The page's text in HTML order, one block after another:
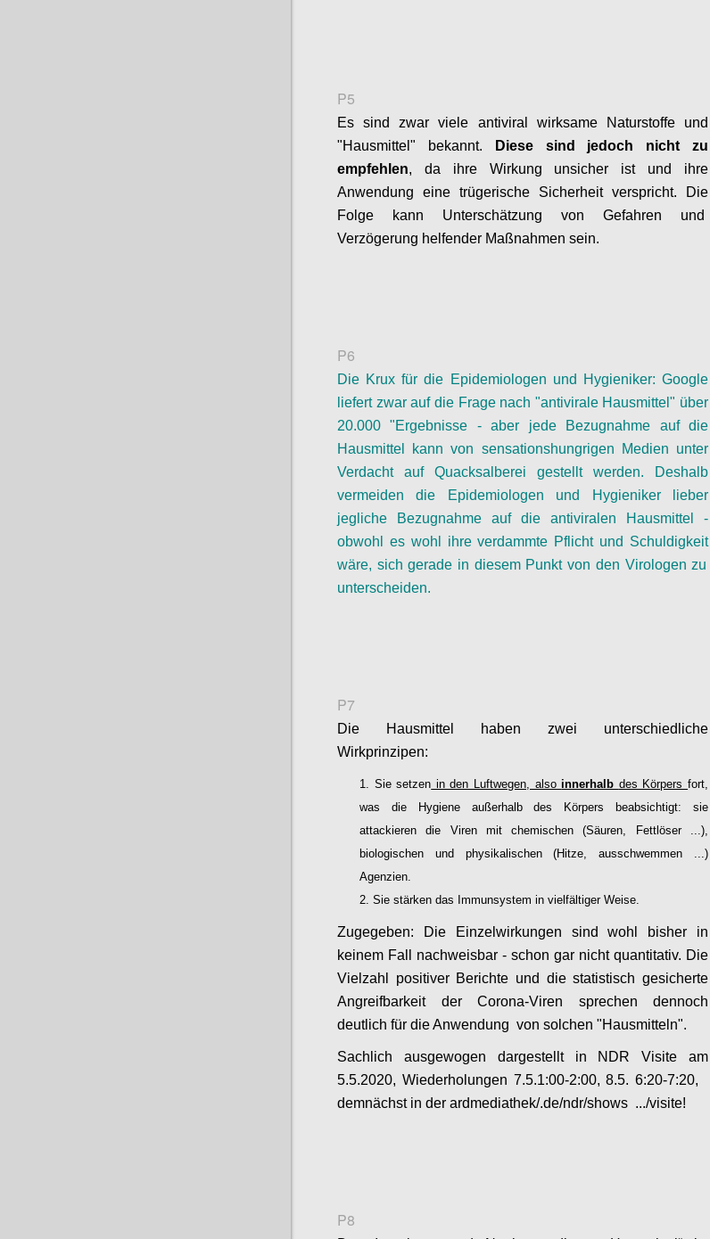
P5
Es sind zwar viele antiviral wirksame Naturstoffe und
"Hausmittel" bekannt.
Diese sind jedoch nicht zu
empfehlen, da ihre Wirkung unsicher ist und ihre
Anwendung eine trügerische Sicherheit verspricht. Die
Folge kann Unterschätzung von Gefahren und
Verzögerung helfender Maßnahmen sein.
P6
Die Krux für die Epidemiologen und Hygieniker: Google
liefert zwar auf die Frage nach "antivirale Hausmittel" über
20.000 "Ergebnisse - aber jede Bezugnahme auf die
Hausmittel kann von sensationshungrigen Medien unter
Verdacht auf Quacksalberei gestellt werden. Deshalb
vermeiden die Epidemiologen und Hygieniker
lieber
jegliche Bezugnahme auf die antiviralen Hausmittel -
obwohl es wohl ihre verdammte Pflicht und Schuldigkeit
wäre, sich gerade in diesem Punkt von den Virologen zu
unterscheiden.
P7
Die Hausmittel haben zwei unterschiedliche
Wirkprinzipen:
Sie setzen in den Luftwegen, also innerhalb des Körpersfort,
was die Hygiene außerhalb des Körpers beabsichtigt: sie
attackieren die Viren mit chemischen (Säuren, Fettlöser ...),
biologischen und physikalischen (Hitze, ausschwemmen ...)
Agenzien.
Sie stärken das Immunsystem in vielfältiger Weise.
Zugegeben: Die Einzelwirkungen sind wohl bisher in
keinem Fall nachweisbar - schon gar nicht quantitativ. Die
Vielzahl positiver Berichte und die statistisch gesicherte
Angreifbarkeit der Corona-Viren sprechen dennoch
deutlich für die Anwendung von solchen "Hausmitteln".
Sachlich ausgewogen dargestellt in NDR Visite am
5.5.2020, Wiederholungen 7.5.1:00-2:00, 8.5. 6:20-7:20,
demnächst in der ardmediathek/.de/ndr/shows .../visite!
P8